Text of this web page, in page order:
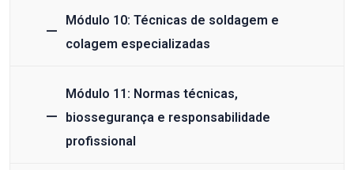
Módulo 10: Técnicas de soldagem e
colagem especializadas
Módulo 11: Normas técnicas,
biossegurança e responsabilidade
profissional